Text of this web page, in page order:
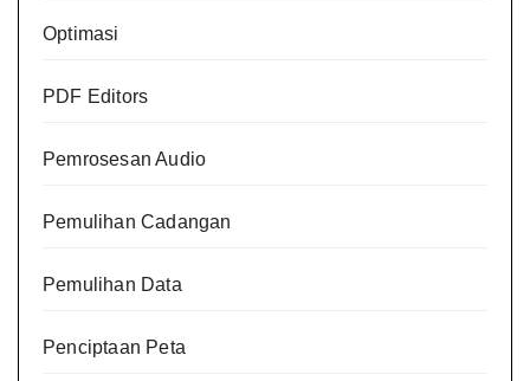
Optimasi
PDF Editors
Pemrosesan Audio
Pemulihan Cadangan
Pemulihan Data
Penciptaan Peta